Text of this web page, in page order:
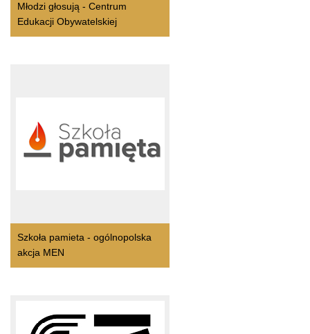
Młodzi głosują - Centrum
Edukacji Obywatelskiej
Szkoła pamieta - ogólnopolska
akcja MEN